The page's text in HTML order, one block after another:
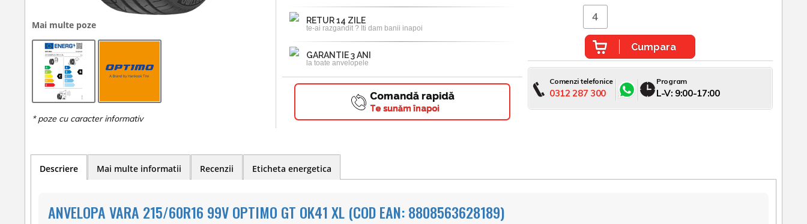
Mai multe poze RETUR 14 ZILE
te-ai razgandit ? Iti dam banii inapoi
GARANTIE 3 ANI
la toate anvelopele
Comandă rapidă
Te sunăm înapoi
Cumpara
Comenzi telefonice
0312 287 300
Program
L-V: 9:00-17:00
Descriere Mai multe informatii Recenzii Eticheta energetica
ANVELOPA VARA 215/60R16 99V OPTIMO GT OK41 XL (COD EAN: 8808563628189)